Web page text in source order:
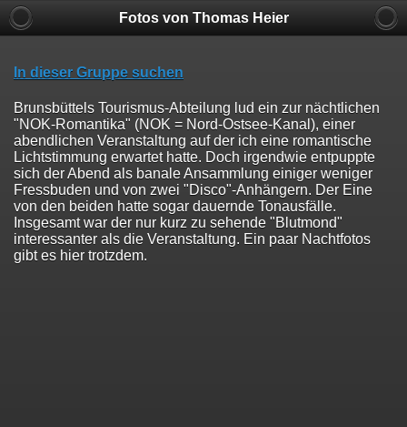
Fotos von Thomas Heier
In dieser Gruppe suchen
Brunsbüttels Tourismus-Abteilung lud ein zur nächtlichen
"NOK-Romantika" (NOK = Nord-Ostsee-Kanal), einer
abendlichen Veranstaltung auf der ich eine romantische
Lichtstimmung erwartet hatte. Doch irgendwie entpuppte
sich der Abend als banale Ansammlung einiger weniger
Fressbuden und von zwei "Disco"-Anhängern. Der Eine
von den beiden hatte sogar dauernde Tonausfälle.
Insgesamt war der nur kurz zu sehende "Blutmond"
interessanter als die Veranstaltung. Ein paar Nachtfotos
gibt es hier trotzdem.